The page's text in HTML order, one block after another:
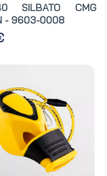
SILBATO CMG
- 9603-0008